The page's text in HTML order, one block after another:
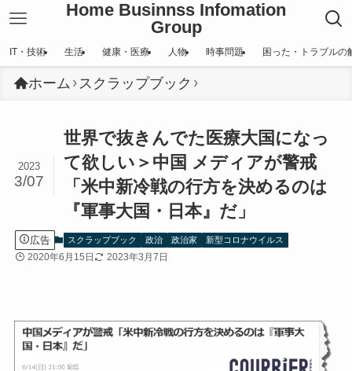
Home Businnss Infomation
Group
IT・技術 生活 健康・医療 人物 時事問題 困った・トラブルの
ホーム スクラップブック
世界で抜きんでた医療大国になっ
て欲しい＞中国 メディアが警戒
「米中新冷戦の行方を決めるのは
『軍事大国・日本』だ」
2023
3/07
広告 スクラップブック 政治 政治家 新型コロナウイルス
2020年6月15日 2023年3月7日